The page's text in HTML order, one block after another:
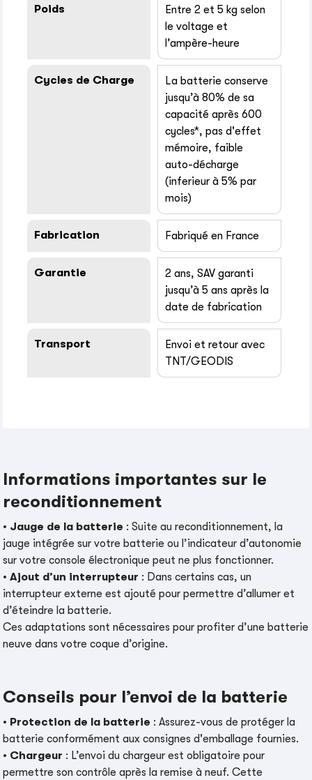
Poids
Entre 2 et 5 kg selon
le voltage et
l’ampère-heure
Cycles de Charge
La batterie conserve
jusqu’à 80% de sa
capacité après 600
cycles*, pas d'effet
mémoire, faible
auto-décharge
(inferieur à 5% par
mois)
Fabrication Fabriqué en France
Garantie
2 ans, SAV garanti
jusqu’à 5 ans après la
date de fabrication
Transport
Envoi et retour avec
TNT/GEODIS
Informations importantes sur le
reconditionnement
• Jauge de la batterie : Suite au reconditionnement, la
jauge intégrée sur votre batterie ou l’indicateur d’autonomie
sur votre console électronique peut ne plus fonctionner.
•Ajout d’un interrupteur : Dans certains cas, un
interrupteur externe est ajouté pour permettre d’allumer et
d’éteindre la batterie.
Ces adaptations sont nécessaires pour profiter d’une batterie
neuve dans votre coque d’origine.
Conseils pour l’envoi de la batterie
• Protection de la batterie : Assurez-vous de protéger la
batterie conformément aux consignes d'emballage fournies.
• Chargeur : L’envoi du chargeur est obligatoire pour
permettre son contrôle après la remise à neuf. Cette